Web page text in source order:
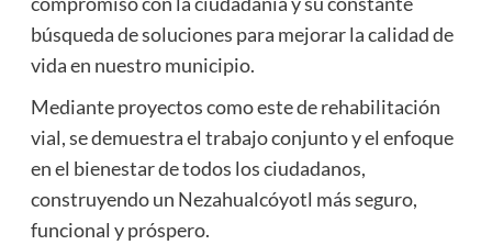
búsqueda de soluciones para mejorar la calidad de
vida en nuestro municipio.
Mediante proyectos como este de rehabilitación
vial, se demuestra el trabajo conjunto y el enfoque
en el bienestar de todos los ciudadanos,
construyendo un Nezahualcóyotl más seguro,
funcional y próspero.